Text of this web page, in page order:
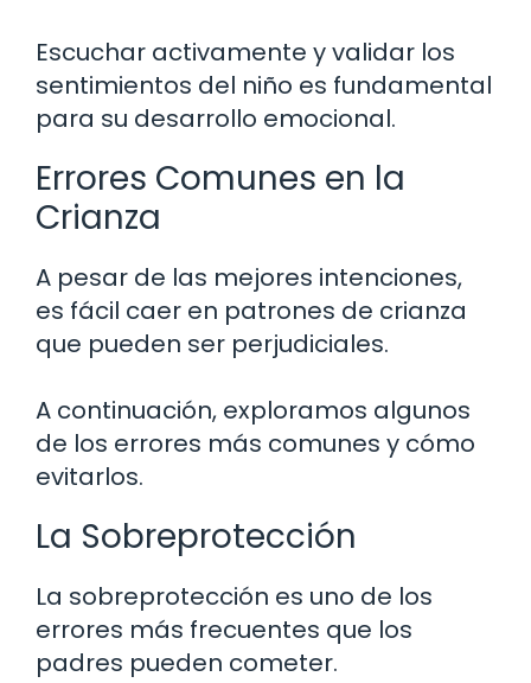
Escuchar activamente y validar los
sentimientos del niño es fundamental
para su desarrollo emocional.
Errores Comunes en la
Crianza
A pesar de las mejores intenciones,
es fácil caer en patrones de crianza
que pueden ser perjudiciales.
A continuación, exploramos algunos
de los errores más comunes y cómo
evitarlos.
La Sobreprotección
La sobreprotección es uno de los
errores más frecuentes que los
padres pueden cometer.